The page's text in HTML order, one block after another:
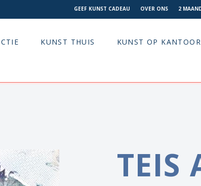
GEEF KUNST CADEAU OVER ONS 2
KUNST THUIS KUNST OP KANTOOR
TEIS